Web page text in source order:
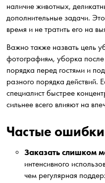
наличие животных,
дополнительные задачи.
время и не тратить его на
Важно также назвать цель
фотографиям, уборка
порядка перед гостями и
разного порядка действий.
специалист быстрее
сильнее всего влияют на
Частые
Заказать слишком
интенсивного
чем регулярная